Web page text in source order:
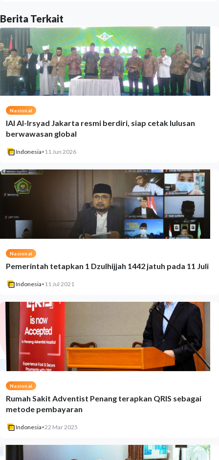
Berita Terkait
Nasional
IAI Al-Irsyad Jakarta resmi berdiri, siap cetak lulusan
berwawasan global
Indonesia• 11 Jun 2026
Nasional
Pemerintah tetapkan 1 Dzulhijjah 1442 jatuh pada 11 Juli
Indonesia• 11 Jul 2021
Nasional
Rumah Sakit Adventist Penang terapkan QRIS sebagai
metode pembayaran
Indonesia•22 Mar 2025